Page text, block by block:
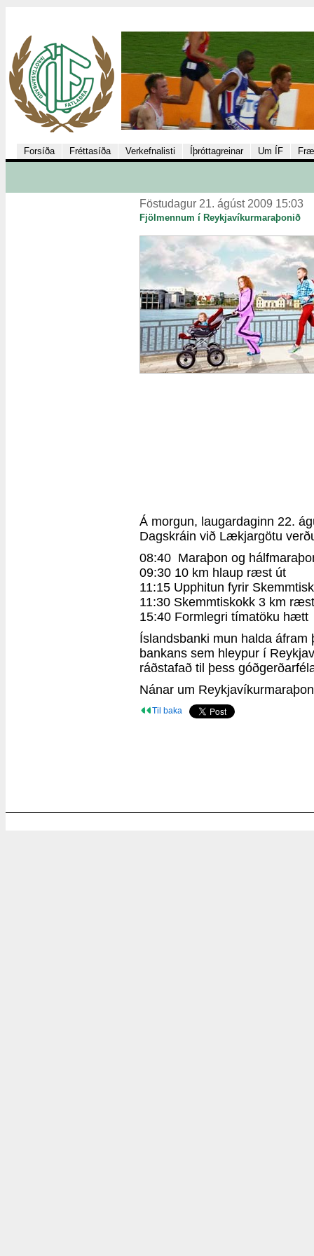
Forsíða Fréttasíða Verkefnalisti Íþróttagreinar Um ÍF
Föstudagur 21. ágúst 2009 15:03
Fjölmennum í Reykjavíkurmaraþonið
Á morgun, laugardaginn 22.
Dagskráin við Lækjargötu
08:40 Maraþon og
09:30 10 km hlaup ræst út
11:15 Upphitun fyrir
11:30 Skemmtiskokk 3 km
15:40 Formlegri tímatöku hætt
Íslandsbanki mun halda
bankans sem hleypur í
ráðstafað til þess
Nánar um
Til baka